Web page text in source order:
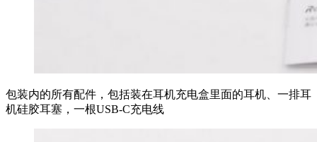
包装内的所有配件，包括装在耳机充电盒里面的耳机、一排耳
机硅胶耳塞，一根USB-C充电线